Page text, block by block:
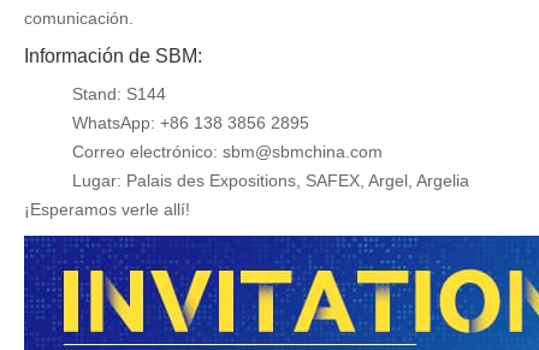
comunicación.
Información de SBM:
Stand: S144
WhatsApp: +86 138 3856 2895
Correo electrónico: sbm@sbmchina.com
Lugar: Palais des Expositions, SAFEX, Argel, Argelia
¡Esperamos verle allí!